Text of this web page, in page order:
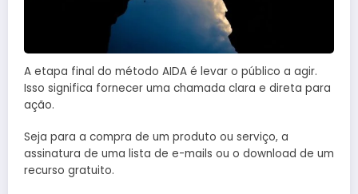
A etapa final do método AIDA é levar o público a agir.
Isso significa fornecer uma chamada clara e direta para
ação.
Seja para a compra de um produto ou serviço, a
assinatura de uma lista de e-mails ou o download de um
recurso gratuito.